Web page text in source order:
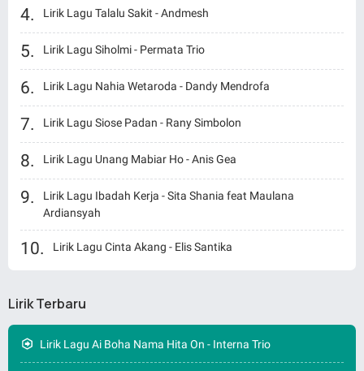
Lirik Lagu Talalu Sakit - Andmesh
Lirik Lagu Siholmi - Permata Trio
Lirik Lagu Nahia Wetaroda - Dandy Mendrofa
Lirik Lagu Siose Padan - Rany Simbolon
Lirik Lagu Unang Mabiar Ho - Anis Gea
Lirik Lagu Ibadah Kerja - Sita Shania feat Maulana
Ardiansyah
Lirik Lagu Cinta Akang - Elis Santika
Lirik Terbaru
Lirik Lagu Ai Boha Nama Hita On - Interna Trio